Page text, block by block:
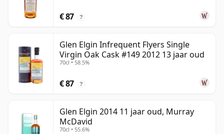
€ 87 ?
Glen Elgin Infrequent Flyers Single
Virgin Oak Cask #149 2012 13 jaar oud
70cl • 58.5%
€ 87 ?
Glen Elgin 2014 11 jaar oud, Murray
McDavid
70cl • 55.6%